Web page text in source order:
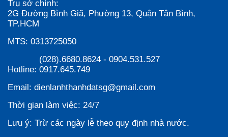
Trụ sở chính:
2G Đường Bình Giã, Phường 13, Quận Tân Bình,
TP.HCM
MTS: 0313725050
Hotline:
(028).6680.8624 - 0904.531.527
0917.645.749
Email: dienlanhthanhdatsg@gmail.com
Thời gian làm việc: 24/7
Lưu ý: Trừ các ngày lễ theo quy định nhà nước.